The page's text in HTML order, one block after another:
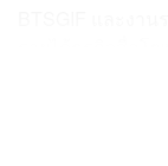
24%YoY สู่ระดั
บันทึกบัญชีของ